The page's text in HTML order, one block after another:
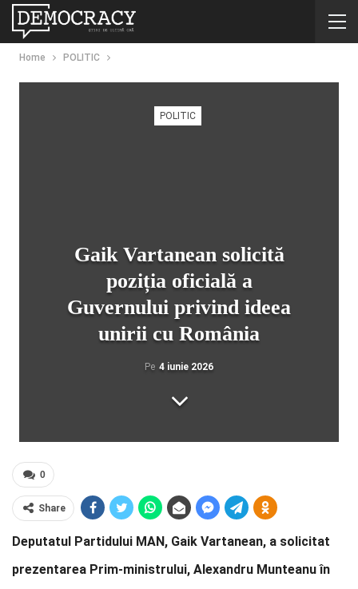
Home POLITIC
POLITIC
Gaik Vartanean solicită
poziția oficială a
Guvernului privind ideea
unirii cu România
Pe 4 iunie 2026
0
Share
Deputatul Partidului MAN, Gaik Vartanean, a solicitat
prezentarea Prim-ministrului, Alexandru Munteanu în